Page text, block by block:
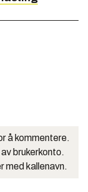
å kommentere.
brukerkonto.
med kallenavn.